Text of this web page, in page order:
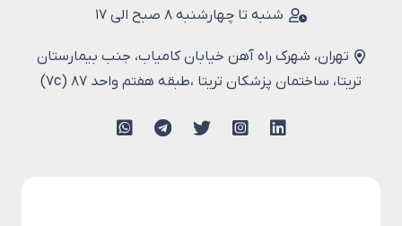
شنبه تا چهارشنبه ۸ صبح الی ۱۷
تهران، شهرک راه آهن خیابان کامیاب، جنب بیمارستان
تریتا، ساختمان پزشکان تریتا ،طبقه هفتم واحد ۸۷ (۷c)